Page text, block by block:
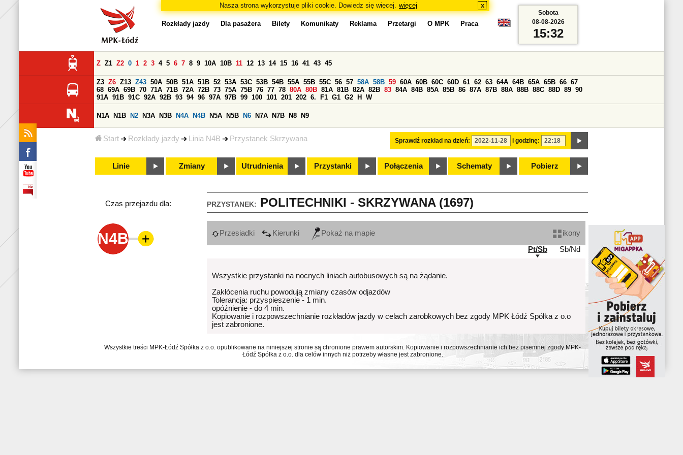
Nasza strona wykorzystuje pliki cookie. Dowiedz się więcej. więcej x
Start Rozkłady jazdy Linia N4B Przystanek Skrzywana
Rozkłady jazdy Dla pasażera Bilety Komunikaty Reklama Przetargi O MPK Praca
Sprawdź rozkład na dzień: i godzinę:
Z Z1 Z2 0 1 2 3 4 5 6 7 8 9 10A 10B 11 12 13 14 15 16 41 43 45
Z3 Z6 Z13 Z43 50A 50B 51A 51B 52 53A 53C 53B 54B 55A 55B 55C 56 57 58A 58B 59 60A 60B 60C 60D 61 62 63 64A 64B 65A 65B 66 67
68 69A 69B 70 71A 71B 72A 72B 73 75A 75B 76 77 78 80A 80B 81A 81B 82A 82B 83 84A 84B 85A 85B 86 87A 87B 88A 88B 88C 88D 89 90
91A 91B 91C 92A 92B 93 94 96 97A 97B 99 100 101 201 202 6. F1 G1 G2 H W
N1A N1B N2 N3A N3B N4A N4B N5A N5B N6 N7A N7B N8 N9
Linie Zmiany Utrudnienia Przystanki Połączenia Schematy Pobierz
Sobota
08-08-2026
15:32
PRZYSTANEK: POLITECHNIKI - SKRZYWANA (1697)
Czas przejazdu dla:
N4B Przesiadki Kierunki Pokaż na mapie
ikony
Pt/Sb
Sb/Nd
Wszystkie przystanki na nocnych liniach autobusowych są na żądanie.
Zakłócenia ruchu powodują zmiany czasów odjazdów
Tolerancja: przyspieszenie - 1 min.
opóźnienie - do 4 min.
Kopiowanie i rozpowszechnianie rozkładów jazdy w celach zarobkowych bez zgody MPK Łódź Spółka z o.o
jest zabronione.
Wszystkie treści MPK-Łódź Spółka z o.o. opublikowane na niniejszej stronie są chronione prawem autorskim. Kopiowanie i rozpowszechnianie ich bez pisemnej zgody MPK-
Łódź Spółka z o.o. dla celów innych niż potrzeby własne jest zabronione.